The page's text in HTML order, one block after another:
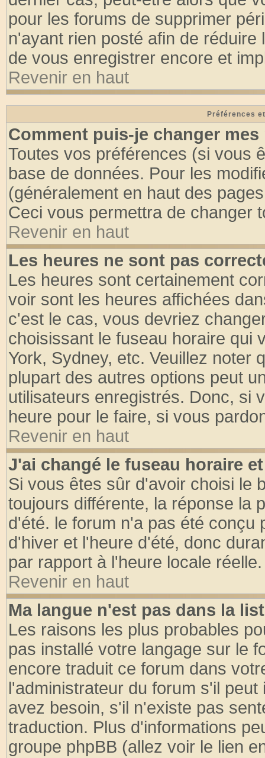
pour les forums de supprimer
n'ayant rien posté afin de
de vous enregistrer encore et
Revenir en haut
Préférences
Comment puis-je changer mes
Toutes vos préférences (si vous
base de données. Pour les
(généralement en haut des
Ceci vous permettra de changer
Revenir en haut
Les heures ne sont pas
Les heures sont certainement
voir sont les heures affichées
c'est le cas, vous devriez
choisissant le fuseau horaire qui
York, Sydney, etc. Veuillez noter
plupart des autres options peut
utilisateurs enregistrés. Donc, si
heure pour le faire, si vous
Revenir en haut
J'ai changé le fuseau horaire
Si vous êtes sûr d'avoir choisi le
toujours différente, la réponse la
d'été. le forum n'a pas été conçu
d'hiver et l'heure d'été, donc
par rapport à l'heure locale réelle.
Revenir en haut
Ma langue n'est pas dans la
Les raisons les plus probables
pas installé votre langage sur le
encore traduit ce forum dans
l'administrateur du forum s'il
avez besoin, s'il n'existe pas
traduction. Plus d'informations
groupe phpBB (allez voir le lien